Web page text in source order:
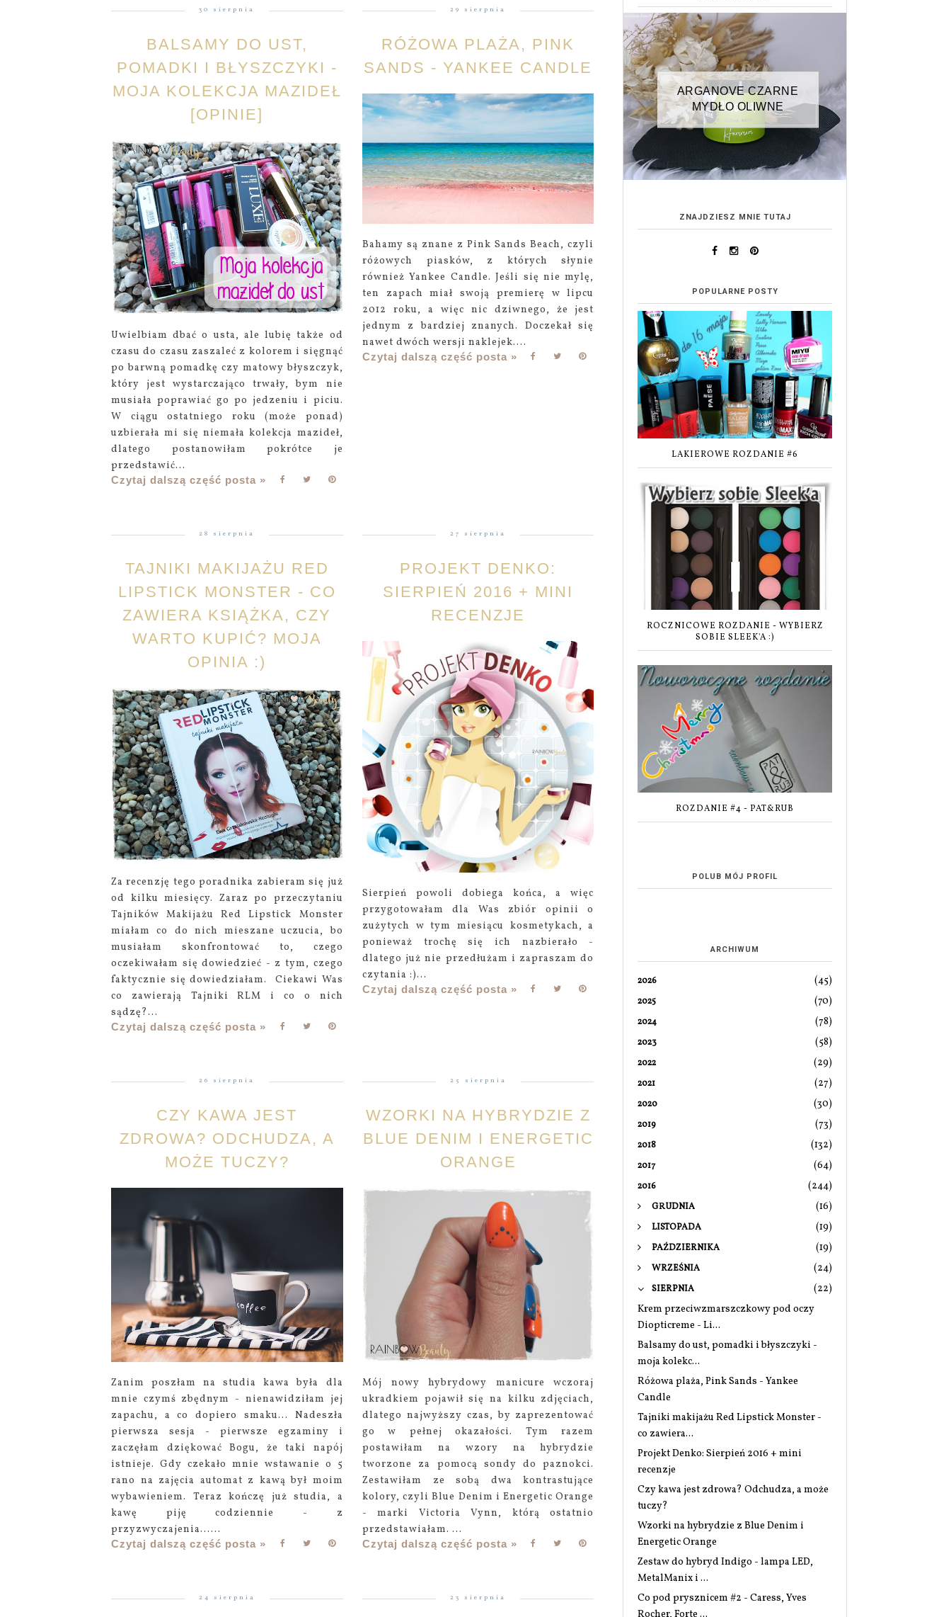
30 sierpnia
BALSAMY DO UST,
POMADKI I BŁYSZCZYKI -
MOJA KOLEKCJA MAZIDEŁ
[OPINIE]
Uwielbiam dbać o usta, ale lubię także od
czasu do czasu zaszaleć z kolorem i sięgnąć
po barwną pomadkę czy matowy błyszczyk,
który jest wystarczająco trwały, bym nie
musiała poprawiać go po jedzeniu i piciu.
W ciągu ostatniego roku (może ponad)
uzbierała mi się niemała kolekcja mazideł,
dlatego postanowiłam pokrótce je
przedstawić...
Czytaj dalszą część posta »
29 sierpnia
RÓŻOWA PLAŻA, PINK
SANDS - YANKEE CANDLE
Bahamy są znane z Pink Sands Beach, czyli
różowych piasków, z których słynie
również Yankee Candle. Jeśli się nie mylę,
ten zapach miał swoją premierę w lipcu
2012 roku, a więc nic dziwnego, że jest
jednym z bardziej znanych. Doczekał się
nawet dwóch wersji naklejek....
Czytaj dalszą część posta »
28 sierpnia
TAJNIKI MAKIJAŻU RED
LIPSTICK MONSTER - CO
ZAWIERA KSIĄŻKA, CZY
WARTO KUPIĆ? MOJA
OPINIA :)
Za recenzję tego poradnika zabieram się już
od kilku miesięcy. Zaraz po przeczytaniu
Tajników Makijażu Red Lipstick Monster
miałam co do nich mieszane uczucia, bo
musiałam skonfrontować to, czego
oczekiwałam się dowiedzieć - z tym, czego
faktycznie się dowiedziałam. Ciekawi Was
co zawierają Tajniki RLM i co o nich
sądzę?...
Czytaj dalszą część posta »
27 sierpnia
PROJEKT DENKO:
SIERPIEŃ 2016 + MINI
RECENZJE
Sierpień powoli dobiega końca, a więc
przygotowałam dla Was zbiór opinii o
zużytych w tym miesiącu kosmetykach, a
ponieważ trochę się ich nazbierało -
dlatego już nie przedłużam i zapraszam do
czytania :)...
Czytaj dalszą część posta »
26 sierpnia
CZY KAWA JEST
ZDROWA? ODCHUDZA, A
MOŻE TUCZY?
Zanim poszłam na studia kawa była dla
mnie czymś zbędnym - nienawidziłam jej
zapachu, a co dopiero smaku... Nadeszła
pierwsza sesja - pierwsze egzaminy i
zaczęłam dziękować Bogu, że taki napój
istnieje. Gdy czekało mnie wstawanie o 5
rano na zajęcia automat z kawą był moim
wybawieniem. Teraz kończę już studia, a
kawę piję codziennie - z
przyzwyczajenia......
Czytaj dalszą część posta »
25 sierpnia
WZORKI NA HYBRYDZIE Z
BLUE DENIM I ENERGETIC
ORANGE
Mój nowy hybrydowy manicure wczoraj
ukradkiem pojawił się na kilku zdjęciach,
dlatego najwyższy czas, by zaprezentować
go w pełnej okazałości. Tym razem
postawiłam na wzory na hybrydzie
tworzone za pomocą sondy do paznokci.
Zestawiłam ze sobą dwa kontrastujące
kolory, czyli Blue Denim i Energetic Orange
- marki Victoria Vynn, którą ostatnio
przedstawiałam. ...
Czytaj dalszą część posta »
24 sierpnia 23 sierpnia
ARGANOVE CZARNE
MYDŁO OLIWNE
ZNAJDZIESZ MNIE TUTAJ
POPULARNE POSTY
LAKIEROWE ROZDANIE #6
ROCZNICOWE ROZDANIE - WYBIERZ
SOBIE SLEEK'A :)
ROZDANIE #4 - PAT&RUB
POLUB MÓJ PROFIL
ARCHIWUM
2026 (45)
2025 (70)
2024 (78)
2023 (58)
2022 (29)
2021 (27)
2020 (30)
2019 (73)
2018 (132)
2017 (64)
2016 (244)
GRUDNIA (16)
LISTOPADA (19)
PAŹDZIERNIKA (19)
WRZEŚNIA (24)
SIERPNIA
(22)
Krem przeciwzmarszczkowy pod oczy
Diopticreme - Li...
Balsamy do ust, pomadki i błyszczyki -
moja kolekc...
Różowa plaża, Pink Sands - Yankee
Candle
Tajniki makijażu Red Lipstick Monster -
co zawiera...
Projekt Denko: Sierpień 2016 + mini
recenzje
Czy kawa jest zdrowa? Odchudza, a może
tuczy?
Wzorki na hybrydzie z Blue Denim i
Energetic Orange
Zestaw do hybryd Indigo - lampa LED,
MetalManix i ...
Co pod prysznicem #2 - Caress, Yves